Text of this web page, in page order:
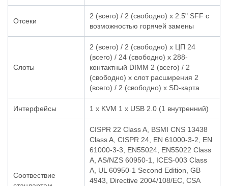
Отсеки
2 (всего) / 2 (свободно) x 2.5" SFF с
возможностью горячей замены
Слоты
2 (всего) / 2 (свободно) x ЦП 24
(всего) / 24 (свободно) x 288-
контактный DIMM 2 (всего) / 2
(свободно) x слот расширения 2
(всего) / 2 (свободно) x SD-карта
Интерфейсы 1 x KVM 1 x USB 2.0 (1 внутренний)
Соотвествие
CISPR 22 Class A, BSMI CNS 13438
Class A, CISPR 24, EN 61000-3-2, EN
61000-3-3, EN55024, EN55022 Class
A, AS/NZS 60950-1, ICES-003 Class
A, UL 60950-1 Second Edition, GB
4943, Directive 2004/108/EC, CSA